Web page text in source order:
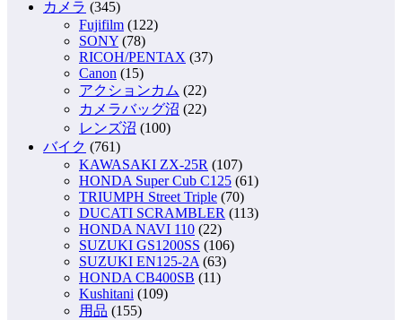
カメラ (345)
Fujifilm (122)
SONY (78)
RICOH/PENTAX (37)
Canon (15)
アクションカム (22)
カメラバッグ沼 (22)
レンズ沼 (100)
バイク (761)
KAWASAKI ZX-25R (107)
HONDA Super Cub C125 (61)
TRIUMPH Street Triple (70)
DUCATI SCRAMBLER (113)
HONDA NAVI 110 (22)
SUZUKI GS1200SS (106)
SUZUKI EN125-2A (63)
HONDA CB400SB (11)
Kushitani (109)
用品 (155)